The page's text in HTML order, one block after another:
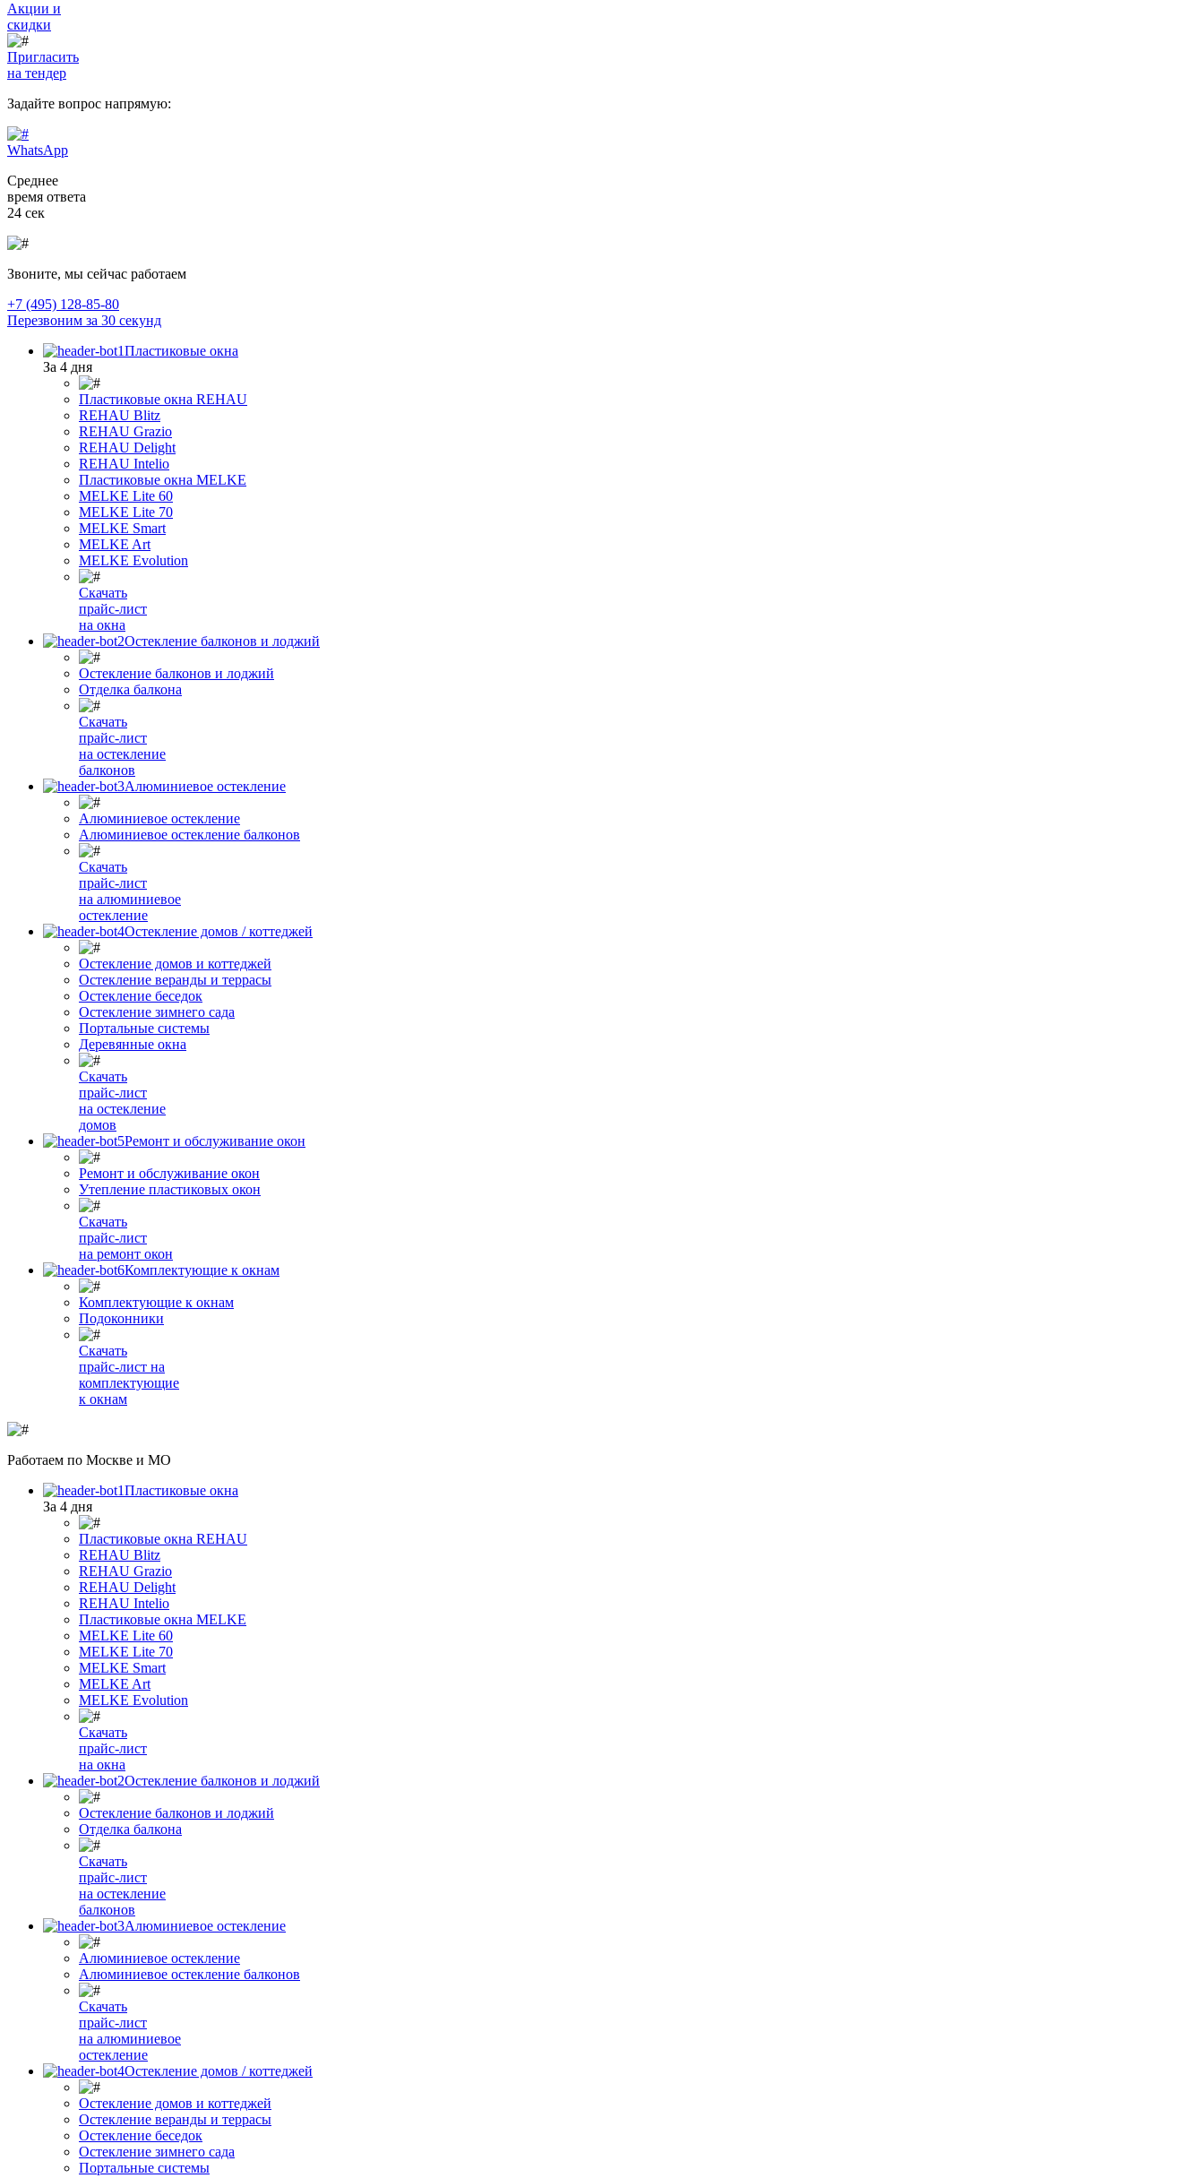
Акции и
скидки
Пригласить
на тендер
Задайте вопрос напрямую:
WhatsApp
Среднее
время ответа
24 сек
Звоните, мы сейчас работаем
+7 (495) 128-85-80
Перезвоним за 30 секунд
Пластиковые окна
За 4 дня
Пластиковые окна REHAU
REHAU Blitz
REHAU Grazio
REHAU Delight
REHAU Intelio
Пластиковые окна MELKE
MELKE Lite 60
MELKE Lite 70
MELKE Smart
MELKE Art
MELKE Evolution
Скачать
прайс-лист
на окна
Остекление балконов и лоджий
Остекление балконов и лоджий
Отделка балкона
Скачать
прайс-лист
на остекление
балконов
Алюминиевое остекление
Алюминиевое остекление
Алюминиевое остекление балконов
Скачать
прайс-лист
на алюминиевое
остекление
Остекление домов / коттеджей
Остекление домов и коттеджей
Остекление веранды и террасы
Остекление беседок
Остекление зимнего сада
Портальные системы
Деревянные окна
Скачать
прайс-лист
на остекление
домов
Ремонт и обслуживание окон
Ремонт и обслуживание окон
Утепление пластиковых окон
Скачать
прайс-лист
на ремонт окон
Комплектующие к окнам
Комплектующие к окнам
Подоконники
Скачать
прайс-лист на
комплектующие
к окнам
Работаем по Москве и МО
Пластиковые окна
За 4 дня
Пластиковые окна REHAU
REHAU Blitz
REHAU Grazio
REHAU Delight
REHAU Intelio
Пластиковые окна MELKE
MELKE Lite 60
MELKE Lite 70
MELKE Smart
MELKE Art
MELKE Evolution
Скачать
прайс-лист
на окна
Остекление балконов и лоджий
Остекление балконов и лоджий
Отделка балкона
Скачать
прайс-лист
на остекление
балконов
Алюминиевое остекление
Алюминиевое остекление
Алюминиевое остекление балконов
Скачать
прайс-лист
на алюминиевое
остекление
Остекление домов / коттеджей
Остекление домов и коттеджей
Остекление веранды и террасы
Остекление беседок
Остекление зимнего сада
Портальные системы